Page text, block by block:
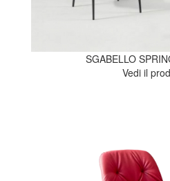
SGABELLO
Vedi il